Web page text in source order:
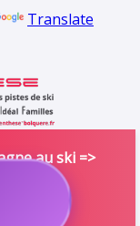
Translate
au ski =>